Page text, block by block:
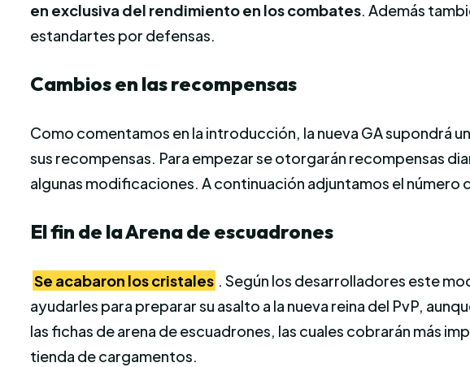
en exclusiva del rendimiento en los combates. Además
estandartes por defensas.
Cambios en las recompensas
Como comentamos en la introducción, la nueva GA supondrá
sus recompensas. Para empezar se otorgarán recompensas
algunas modificaciones. A continuación adjuntamos el
El fin de la Arena de escuadrones
Se acabaron los cristales . Según los desarrolladores este
ayudarles para preparar su asalto a la nueva reina del PvP,
las fichas de arena de escuadrones, las cuales cobrarán más
tienda de cargamentos.